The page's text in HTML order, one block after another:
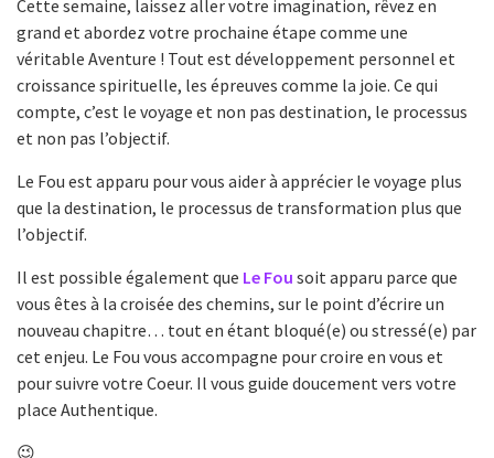
Cette semaine, laissez aller votre imagination, rêvez en
grand et abordez votre prochaine étape comme une
véritable Aventure ! Tout est développement personnel et
croissance spirituelle, les épreuves comme la joie. Ce qui
compte, c’est le voyage et non pas destination, le processus
et non pas l’objectif.
Le Fou est apparu pour vous aider à apprécier le voyage plus
que la destination, le processus de transformation plus que
l’objectif.
Il est possible également que Le Fou soit apparu parce que
vous êtes à la croisée des chemins, sur le point d’écrire un
nouveau chapitre… tout en étant bloqué(e) ou stressé(e) par
cet enjeu. Le Fou vous accompagne pour croire en vous et
pour suivre votre Coeur. Il vous guide doucement vers votre
place Authentique.
😉